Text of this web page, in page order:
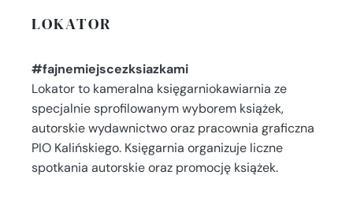
LOKATOR
#fajnemiejscezksiazkami
Lokator to kameralna księgarniokawiarnia ze
specjalnie sprofilowanym wyborem książek,
autorskie wydawnictwo oraz pracownia graficzna
PIO Kalińskiego. Księgarnia organizuje liczne
spotkania autorskie oraz promocję książek.